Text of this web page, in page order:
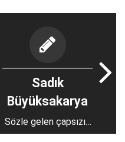
Sadık
Büyüksakarya
Sözle gelen çapsızın
akıbeti